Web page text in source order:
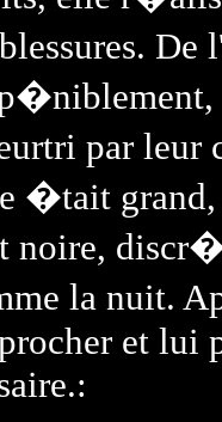
par leur
�tait
noire,
la
et lui